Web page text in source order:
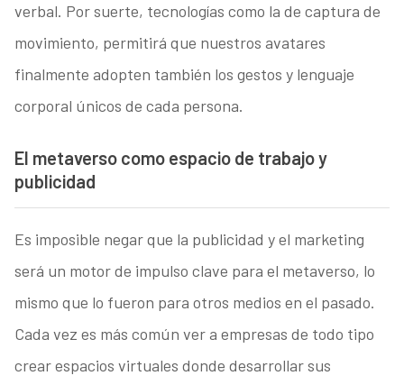
verbal. Por suerte, tecnologías como la de captura de
movimiento, permitirá que nuestros avatares
finalmente adopten también los gestos y lenguaje
corporal únicos de cada persona.
El metaverso como espacio de trabajo y
publicidad
Es imposible negar que la publicidad y el marketing
será un motor de impulso clave para el metaverso, lo
mismo que lo fueron para otros medios en el pasado.
Cada vez es más común ver a empresas de todo tipo
crear espacios virtuales donde desarrollar sus